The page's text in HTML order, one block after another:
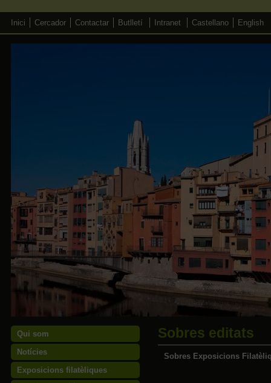
Inici Cercador Contactar Butlletí Intranet Castellano English
Qui som
Notícies
Exposicions filatèliques
Sobres editats
Sobres Exposicions